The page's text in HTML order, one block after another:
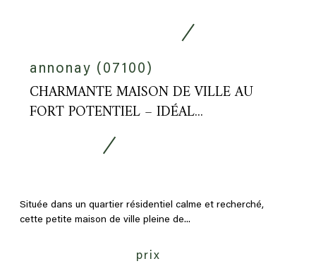
annonay (07100)
CHARMANTE MAISON DE VILLE AU
FORT POTENTIEL – IDÉAL...
Située dans un quartier résidentiel calme et recherché,
cette petite maison de ville pleine de...
prix